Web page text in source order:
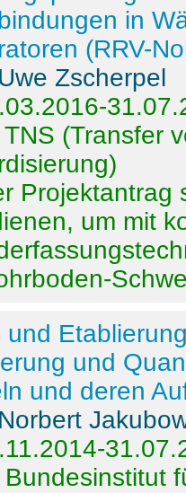
in
(RRV-
Zscherpel
(Transfer
Projektantrag
um mit
und
und
und deren